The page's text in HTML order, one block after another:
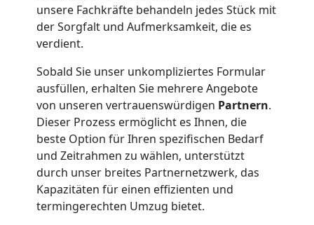
unsere Fachkräfte behandeln jedes Stück mit
der Sorgfalt und Aufmerksamkeit, die es
verdient.
Sobald Sie unser unkompliziertes Formular
ausfüllen, erhalten Sie mehrere Angebote
von unseren vertrauenswürdigen Partnern.
Dieser Prozess ermöglicht es Ihnen, die
beste Option für Ihren spezifischen Bedarf
und Zeitrahmen zu wählen, unterstützt
durch unser breites Partnernetzwerk, das
Kapazitäten für einen effizienten und
termingerechten Umzug bietet.
Wolfsberg
Privatumzug
Wolfsberg
Tresortransport